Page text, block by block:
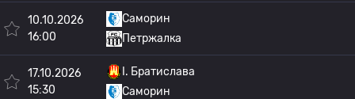
10.10.2026
16:00
Саморин
Петржалка
17.10.2026
15:30
I. Братислава
Саморин